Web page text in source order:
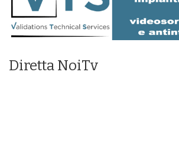
Diretta NoiTv